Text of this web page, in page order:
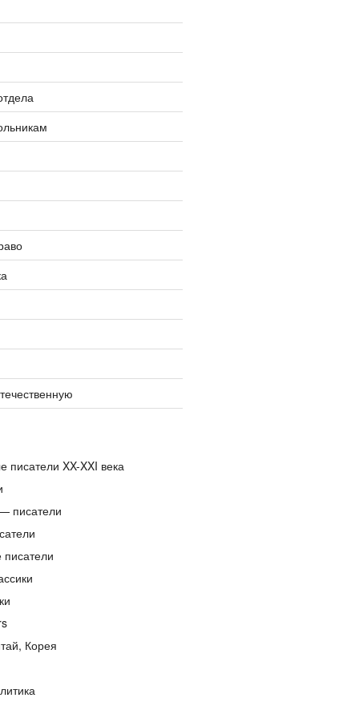
писатели XX-XXI века
писатели
писатели
Корея